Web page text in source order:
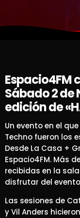
Espacio4FM
Sábado 2
edición de
Un evento en el
Techno fueron los
Desde La Casa +
Espacio4FM. Más
recibidas en la
disfrutar del
Las sesiones de
y Vil Anders